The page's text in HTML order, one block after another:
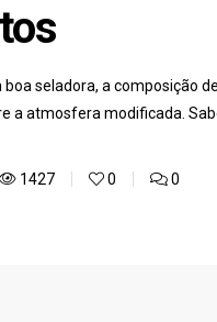
seladora, a composição
a atmosfera modificada.
1427 0 0